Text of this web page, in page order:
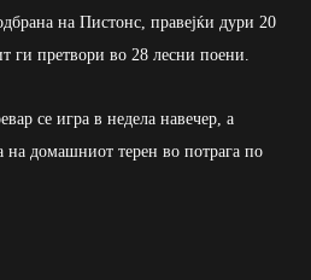
на Пистонс, правејќи дури 20
ги претвори во 28 лесни поени.
се игра в недела навечер, а
на домашниот терен во потрага по